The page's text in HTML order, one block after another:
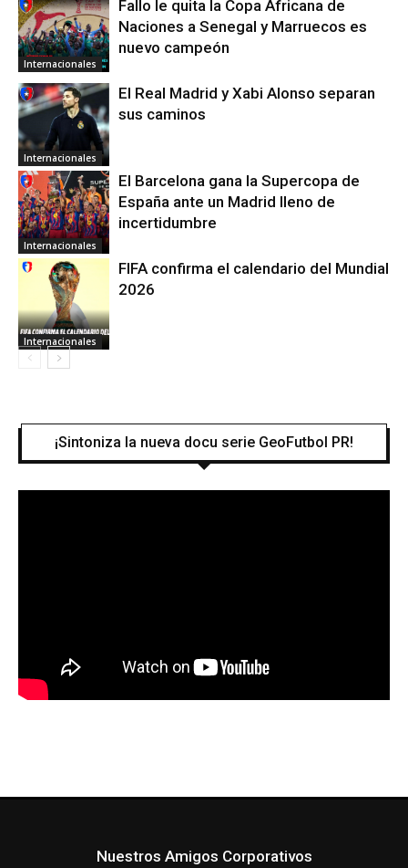
Internacionales
Fallo le quita la Copa Africana de
Naciones a Senegal y Marruecos es
nuevo campeón
Internacionales
El Real Madrid y Xabi Alonso separan
sus caminos
Internacionales
El Barcelona gana la Supercopa de
España ante un Madrid lleno de
incertidumbre
Internacionales
FIFA confirma el calendario del Mundial
2026
¡Sintoniza la nueva docu serie GeoFutbol PR!
Nuestros Amigos Corporativos